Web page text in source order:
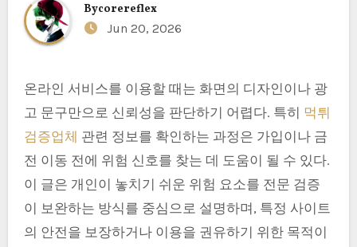
Bycorereflex
Jun 20, 2026
온라인 서비스를 이용할 때는 화면의 디자인이나 광
고 문구만으로 신뢰성을 판단하기 어렵다. 특히 먹튀
검증업체 관련 정보를 확인하는 과정은 가입이나 금
전 이동 전에 위험 신호를 찾는 데 도움이 될 수 있다.
이 글은 개인이 놓치기 쉬운 위험 요소를 전문 검증
이 보완하는 방식를 중심으로 설명하며, 특정 사이트
의 안전을 보장하거나 이용을 권유하기 위한 목적이